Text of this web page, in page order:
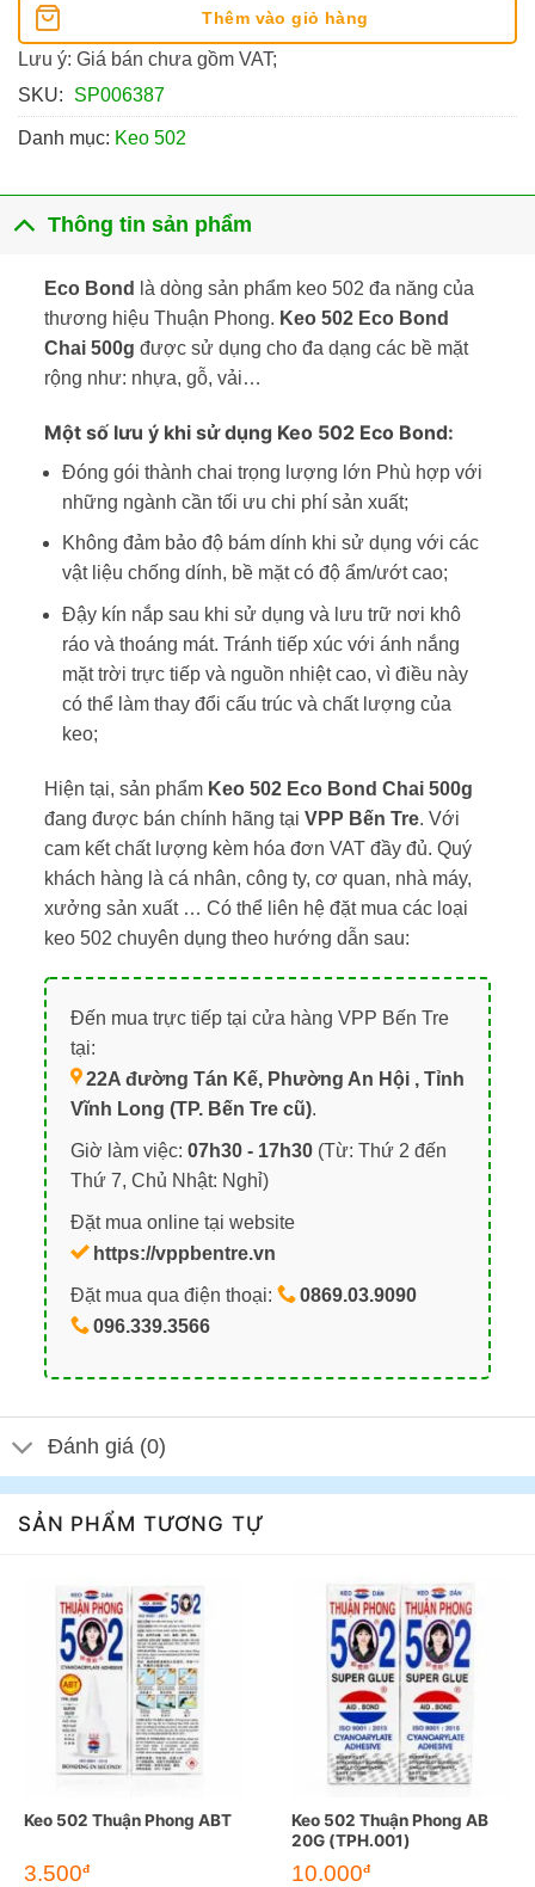
Thêm vào giỏ hàng
Lưu ý: Giá bán chưa gồm VAT;
SKU:
SP006387
Danh mục: Keo 502
Thông tin sản phẩm
Eco Bond
là dòng sản phẩm keo 502 đa năng của
thương hiệu Thuận Phong. Keo 502 Eco Bond
Chai 500g được sử dụng cho đa dạng các bề mặt
rộng như: nhựa, gỗ, vải…
Một số lưu ý khi sử dụng Keo 502 Eco Bond:
Đóng gói thành chai trọng lượng lớn Phù hợp với
những ngành cần tối ưu chi phí sản xuất;
Không đảm bảo độ bám dính khi sử dụng với các
vật liệu chống dính, bề mặt có độ ẩm/ướt cao;
Đậy kín nắp sau khi sử dụng và lưu trữ nơi khô
ráo và thoáng mát. Tránh tiếp xúc với ánh nắng
mặt trời trực tiếp và nguồn nhiệt cao, vì điều này
có thể làm thay đổi cấu trúc và chất lượng của
keo;
Hiện tại, sản phẩm Keo 502 Eco Bond Chai 500g
đang được bán chính hãng tại VPP Bến Tre. Với
cam kết chất lượng kèm hóa đơn VAT đầy đủ. Quý
khách hàng là cá nhân, công ty, cơ quan, nhà máy,
xưởng sản xuất … Có thể liên hệ đặt mua các loại
keo 502 chuyên dụng theo hướng dẫn sau:
Đến mua trực tiếp tại cửa hàng VPP Bến Tre
tại:
22A đường Tán Kế, Phường An Hội , Tỉnh
Vĩnh Long (TP. Bến Tre cũ).
Giờ làm việc: 07h30 - 17h30(Từ: Thứ 2 đến
Thứ 7, Chủ Nhật: Nghỉ)
Đặt mua online tại website
https://vppbentre.vn
Đặt mua qua điện thoại:
0869.03.9090
096.339.3566
Đánh giá (0)
SẢN PHẨM TƯƠNG TỰ
Keo 502 Thuận Phong ABT
3.500đ
Keo 502 Thuận Phong AB
20G (TPH.001)
10.000đ